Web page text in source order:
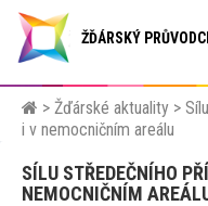
ŽĎÁRSKÝ
> Žďárské aktuality >
i v nemocničním areálu
SÍLU STŘEDEČNÍHO
NEMOCNIČNÍM